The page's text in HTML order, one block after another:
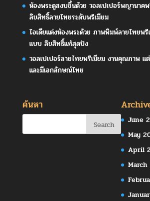
ห้องพระดูสงบขึ้นด้วย วอลเปเปอร์พญานาค
ลิขสิทธิ์ลายไทยระดับพรีเมียม
ไอเดียแต่งห้องพระด้วย ภาพพิมพ์ลายไทยพ
แบบ ลิขสิทธิ์แท้สุดปัง
วอลเปเปอร์ลายไทยพรีเมียม งานคุณภาพ แ
และมีเอกลักษณ์ไทย
ค้นหา
June
May
April